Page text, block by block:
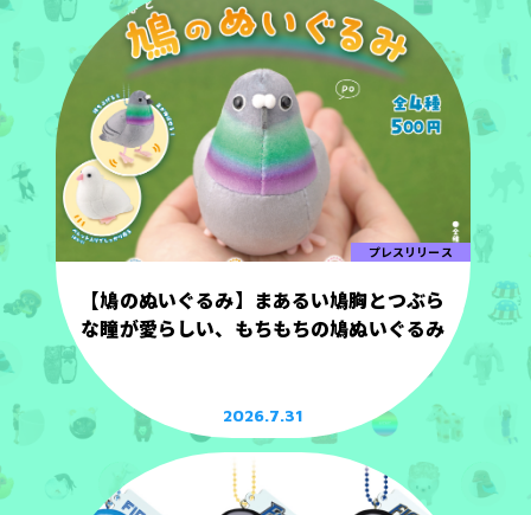
プレスリリース
【鳩のぬいぐるみ】まあるい鳩胸とつぶら
な瞳が愛らしい、もちもちの鳩ぬいぐるみ
2026.7.31